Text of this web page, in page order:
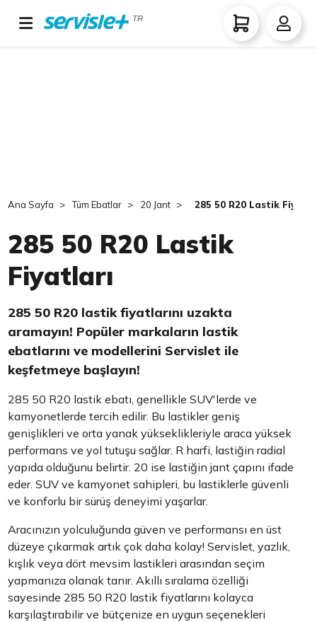
TR
Ana Sayfa Tüm Ebatlar 20 Jant 285 50 R20 Lastik
285 50 R20 Lastik
Fiyatları
285 50 R20 lastik fiyatlarını uzakta
aramayın! Popüler markaların lastik
ebatlarını ve modellerini Servislet ile
keşfetmeye başlayın!
285 50 R20 lastik ebatı, genellikle SUV'lerde ve
kamyonetlerde tercih edilir. Bu lastikler geniş
genişlikleri ve orta yanak yükseklikleriyle araca yüksek
performans ve yol tutuşu sağlar. R harfi, lastiğin radial
yapıda olduğunu belirtir. 20 ise lastiğin jant çapını ifade
eder. SUV ve kamyonet sahipleri, bu lastiklerle güvenli
ve konforlu bir sürüş deneyimi yaşarlar.
Aracınızın yolculuğunda güven ve performansı en üst
düzeye çıkarmak artık çok daha kolay! Servislet, yazlık,
kışlık veya dört mevsim lastikleri arasından seçim
yapmanıza olanak tanır. Akıllı sıralama özelliği
sayesinde 285 50 R20 lastik fiyatlarını kolayca
karşılaştırabilir ve bütçenize en uygun seçenekleri